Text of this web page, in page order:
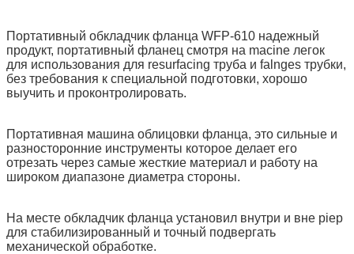
Портативный обкладчик фланца WFP-610 надежный
продукт, портативный фланец смотря на macine легок
для использования для resurfacing труба и falnges трубки,
без требования к специальной подготовки, хорошо
выучить и проконтролировать.
Портативная машина облицовки фланца, это сильные и
разносторонние инструменты которое делает его
отрезать через самые жесткие материал и работу на
широком диапазоне диаметра стороны.
На месте обкладчик фланца установил внутри и вне piep
для стабилизированный и точный подвергать
механической обработке.